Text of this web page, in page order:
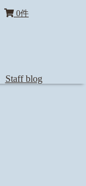
0件
Staff blog